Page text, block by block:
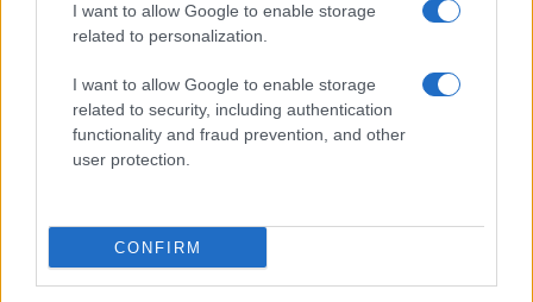
I want to allow Google to enable storage
related to personalization.
I want to allow Google to enable storage
related to security, including authentication
functionality and fraud prevention, and other
user protection.
CONFIRM
potrebbe crollare l’offerta di semiconduttori
un’invasione in stileD-Day, con centinaia di navi
cinesi che attraversano lo Stretto e sbarcano
migliaia di elementi di fanteria.
Altre opzioni sarebbero più facili da implementare
per il PLA. Unblocco aereo e marittimo parziale
sarebbe impossibile da sconfiggere da solo per